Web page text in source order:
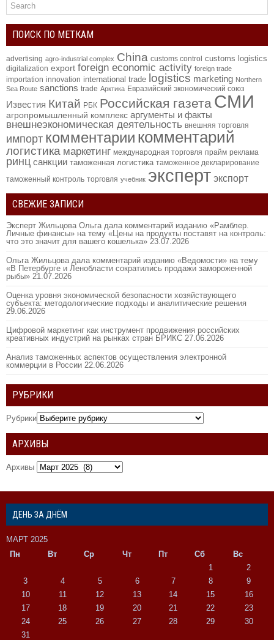
ПОИСК ПО МЕТКАМ
advertising agro-industrial complex China customs control customs logistics
digitalization export foreign economic activity foreign trade
importation innovation international trade logistics marketing Northern
Sea Route sanctions trade Арктика Евразийский экономический союз
Известия Китай РБК Российская газета СМИ
агропромышленный комплекс аргументы и факты
внешнеэкономическая деятельность внешняя торговля
импорт комментарии комментарий
логистика маркетинг международная торговля прайм реклама
ринц санкции таможенная логистика таможенное декларирование
таможенный контроль торговля учебник эксперт экспорт
СВЕЖИЕ ЗАПИСИ
Эксперт Жильцова Ольга дала комментарий изданию «Рамблер.
Личные финансы» на тему «Цены на продукты поставят на контроль:
что это значит для вашего кошелька» 23.07.2026
Ольга Жильцова дала комментарий изданию «Ведомости» на тему
«В Петербурге и Ленобласти сократились продажи замороженной
рыбы» 21.07.2026
Оценка уровня экономической безопасности хозяйствующего
субъекта: методологические подходы и аналитические решения
29.06.2026
Цифровой маркетинг как инструмент продвижения российских
креативных индустрий на рынках стран БРИКС 27.06.2026
Анализ таможенных аспектов осуществления электронной
коммерции в России 22.06.2026
РУБРИКИ
Рубрики
АРХИВЫ
Архивы
ДЕНЬ ЗА ДНЁМ
МАРТ 2025
Пн
Вт Ср Чт Пт Сб
Вс
1
2
3
4 5 6 7 8
9
10
11 12 13 14 15
16
17
18 19 20 21 22
23
24
25 26 27 28 29
30
31